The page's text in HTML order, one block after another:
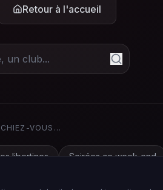
Retour à l'accueil
VOUS...
libertines Soirées ce week-end